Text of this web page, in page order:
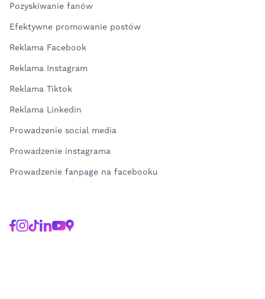
Pozyskiwanie fanów
Efektywne promowanie postów
Reklama Facebook
Reklama Instagram
Reklama Tiktok
Reklama Linkedin
Prowadzenie social media
Prowadzenie instagrama
Prowadzenie fanpage na facebooku